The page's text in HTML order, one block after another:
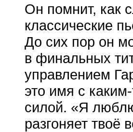
Он помнит, как
классические
До сих пор он
в финальных
управлением
это имя с
силой. «Я
разгоняет твоё